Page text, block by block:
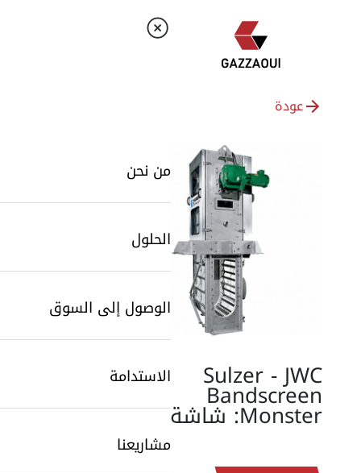
من نحن
الحلول
الوصول إلى السوق
الاستدامة
مشاريعنا
عودة
Sulzer - JWC
Bandscreen
Monster: شاشة